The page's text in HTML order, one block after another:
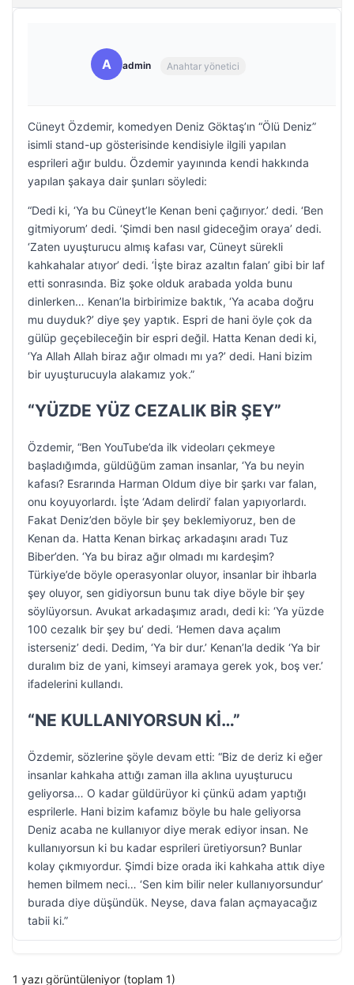
A admin Anahtar yönetici
Cüneyt Özdemir, komedyen Deniz Göktaş’ın “Ölü Deniz”
isimli stand-up gösterisinde kendisiyle ilgili yapılan
esprileri ağır buldu. Özdemir yayınında kendi hakkında
yapılan şakaya dair şunları söyledi:
“Dedi ki, ‘Ya bu Cüneyt’le Kenan beni çağırıyor.’ dedi. ‘Ben
gitmiyorum’ dedi. ‘Şimdi ben nasıl gideceğim oraya’ dedi.
‘Zaten uyuşturucu almış kafası var, Cüneyt sürekli
kahkahalar atıyor’ dedi. ‘İşte biraz azaltın falan’ gibi bir laf
etti sonrasında. Biz şoke olduk arabada yolda bunu
dinlerken… Kenan’la birbirimize baktık, ‘Ya acaba doğru
mu duyduk?’ diye şey yaptık. Espri de hani öyle çok da
gülüp geçebileceğin bir espri değil. Hatta Kenan dedi ki,
‘Ya Allah Allah biraz ağır olmadı mı ya?’ dedi. Hani bizim
bir uyuşturucuyla alakamız yok.”
“YÜZDE YÜZ CEZALIK BİR ŞEY”
Özdemir, “Ben YouTube’da ilk videoları çekmeye
başladığımda, güldüğüm zaman insanlar, ‘Ya bu neyin
kafası? Esrarında Harman Oldum diye bir şarkı var falan,
onu koyuyorlardı. İşte ‘Adam delirdi’ falan yapıyorlardı.
Fakat Deniz’den böyle bir şey beklemiyoruz, ben de
Kenan da. Hatta Kenan birkaç arkadaşını aradı Tuz
Biber’den. ‘Ya bu biraz ağır olmadı mı kardeşim?
Türkiye’de böyle operasyonlar oluyor, insanlar bir ihbarla
şey oluyor, sen gidiyorsun bunu tak diye böyle bir şey
söylüyorsun. Avukat arkadaşımız aradı, dedi ki: ‘Ya yüzde
100 cezalık bir şey bu’ dedi. ‘Hemen dava açalım
isterseniz’ dedi. Dedim, ‘Ya bir dur.’ Kenan’la dedik ‘Ya bir
duralım biz de yani, kimseyi aramaya gerek yok, boş ver.’
ifadelerini kullandı.
“NE KULLANIYORSUN Kİ…”
Özdemir, sözlerine şöyle devam etti: “Biz de deriz ki eğer
insanlar kahkaha attığı zaman illa aklına uyuşturucu
geliyorsa… O kadar güldürüyor ki çünkü adam yaptığı
esprilerle. Hani bizim kafamız böyle bu hale geliyorsa
Deniz acaba ne kullanıyor diye merak ediyor insan. Ne
kullanıyorsun ki bu kadar esprileri üretiyorsun? Bunlar
kolay çıkmıyordur. Şimdi bize orada iki kahkaha attık diye
hemen bilmem neci… ‘Sen kim bilir neler kullanıyorsundur’
burada diye düşündük. Neyse, dava falan açmayacağız
tabii ki.”
1 yazı görüntüleniyor (toplam 1)